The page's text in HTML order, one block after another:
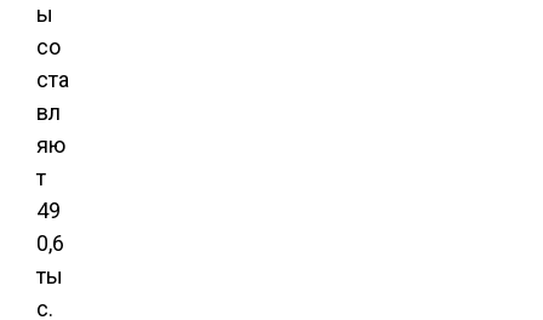
ы
со
ста
вл
яю
т
49
0,6
ты
с.